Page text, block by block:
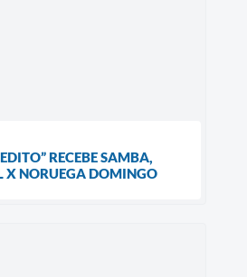
RECEBE SAMBA,
X NORUEGA DOMINGO